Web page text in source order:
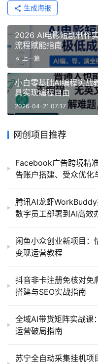
生成海报
2026 AI电影短剧制作
流程赋能指南
上一篇
小白零基础AI编程实战
具实现编程自由
2026-04-21 07:17
网创项目推荐
Facebook广告跨境精
告账户搭建、受众优化
腾讯AI龙虾
数字员工部署到AI高效
闲鱼小众创业新项目：
变现运营教程
抖音非卡注册免核对免
搭建与SEO实战指南
全域AI带货矩阵实战课
运营破局指南
苏宁全自动采集挂机项